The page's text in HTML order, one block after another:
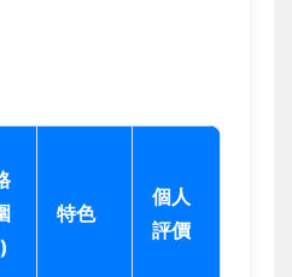
特色
個人
評價